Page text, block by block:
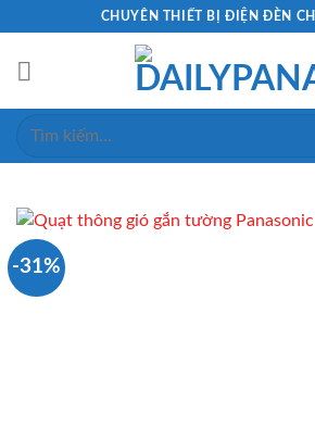
content
CHUYÊN THIẾT BỊ ĐIỆN ĐÈN
Tìm
-31%